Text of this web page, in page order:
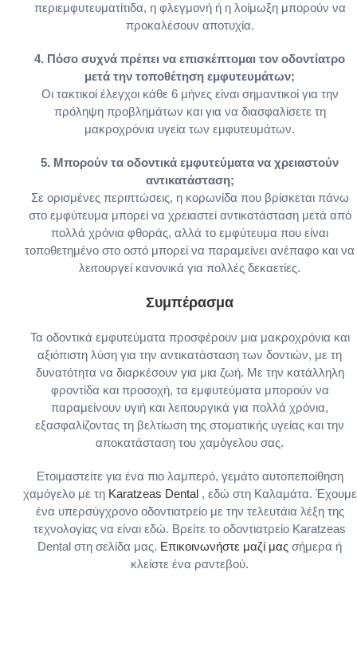
περιεμφυτευματίτιδα, η φλεγμονή ή η λοίμωξη μπορούν να
προκαλέσουν αποτυχία.
4. Πόσο συχνά πρέπει να επισκέπτομαι τον οδοντίατρο
μετά την τοποθέτηση εμφυτευμάτων;
Οι τακτικοί έλεγχοι κάθε 6 μήνες είναι σημαντικοί για την
πρόληψη προβλημάτων και για να διασφαλίσετε τη
μακροχρόνια υγεία των εμφυτευμάτων.
5. Μπορούν τα οδοντικά εμφυτεύματα να χρειαστούν
αντικατάσταση;
Σε ορισμένες περιπτώσεις, η κορωνίδα που βρίσκεται πάνω
στο εμφύτευμα μπορεί να χρειαστεί αντικατάσταση μετά από
πολλά χρόνια φθοράς, αλλά το εμφύτευμα που είναι
τοποθετημένο στο οστό μπορεί να παραμείνει ανέπαφο και να
λειτουργεί κανονικά για πολλές δεκαετίες.
Συμπέρασμα
Τα οδοντικά εμφυτεύματα προσφέρουν μια μακροχρόνια και
αξιόπιστη λύση για την αντικατάσταση των δοντιών, με τη
δυνατότητα να διαρκέσουν για μια ζωή. Με την κατάλληλη
φροντίδα και προσοχή, τα εμφυτεύματα μπορούν να
παραμείνουν υγιή και λειτουργικά για πολλά χρόνια,
εξασφαλίζοντας τη βελτίωση της στοματικής υγείας και την
αποκατάσταση του χαμόγελου σας.
Ετοιμαστείτε για ένα πιο λαμπερό, γεμάτο αυτοπεποίθηση
χαμόγελο με τη Karatzeas Dental, εδώ στη Καλαμάτα. Έχουμε
ένα υπερσύγχρονο οδοντιατρείο με την τελευτάια λέξη της
τεχνολογίας να είναι εδώ. Βρείτε το οδοντιατρείο Karatzeas
Dental στη σελίδα μας. Επικοινωνήστε μαζί μας σήμερα ή
κλείστε ένα ραντεβού.